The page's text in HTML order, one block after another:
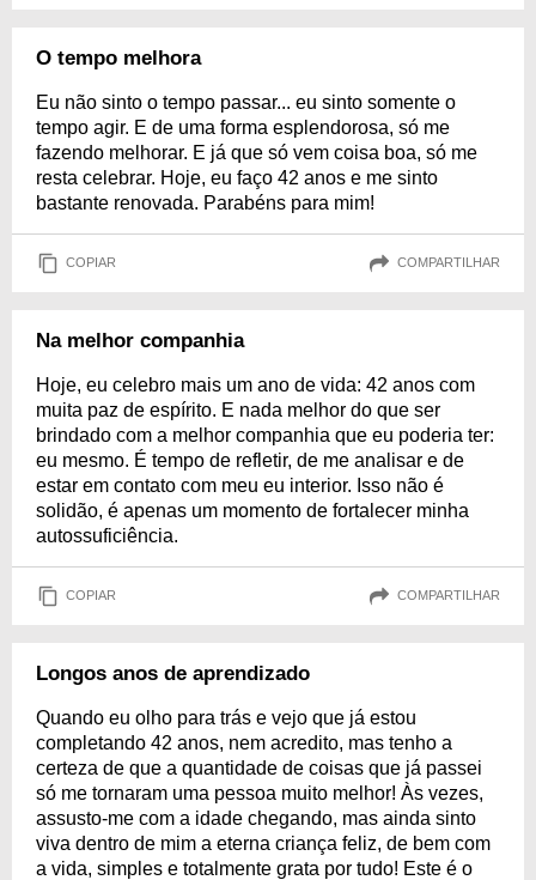
O tempo melhora
Eu não sinto o tempo passar... eu sinto somente o
tempo agir. E de uma forma esplendorosa, só me
fazendo melhorar. E já que só vem coisa boa, só me
resta celebrar. Hoje, eu faço 42 anos e me sinto
bastante renovada. Parabéns para mim!
COPIAR COMPARTILHAR
Na melhor companhia
Hoje, eu celebro mais um ano de vida: 42 anos com
muita paz de espírito. E nada melhor do que ser
brindado com a melhor companhia que eu poderia ter:
eu mesmo. É tempo de refletir, de me analisar e de
estar em contato com meu eu interior. Isso não é
solidão, é apenas um momento de fortalecer minha
autossuficiência.
COPIAR COMPARTILHAR
Longos anos de aprendizado
Quando eu olho para trás e vejo que já estou
completando 42 anos, nem acredito, mas tenho a
certeza de que a quantidade de coisas que já passei
só me tornaram uma pessoa muito melhor! Às vezes,
assusto-me com a idade chegando, mas ainda sinto
viva dentro de mim a eterna criança feliz, de bem com
a vida, simples e totalmente grata por tudo! Este é o